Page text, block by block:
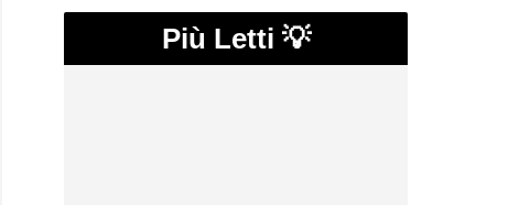
Più Letti 💡